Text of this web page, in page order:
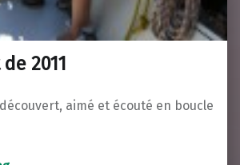
2011
découvert, aimé et écouté en boucle
“Ma playlist de 2011”